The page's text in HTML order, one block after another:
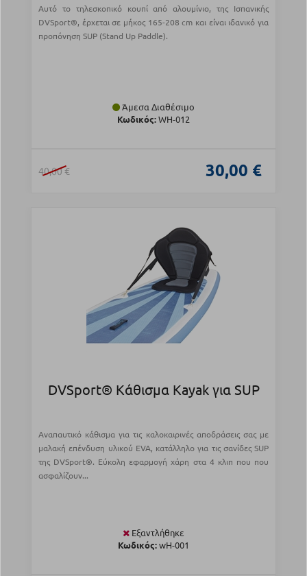
Αυτό το τηλεσκοπικό κουπί από αλουμίνιο, της Ισπανικής
DVSport®, έρχεται σε μήκος 165-208 cm και είναι ιδανικό για
προπόνηση SUP (Stand Up Paddle).
Άμεσα Διαθέσιμο
Κωδικός:WH-012
40,00 € 30,00 €
DVSport® Κάθισμα Kayak για SUP
Αναπαυτικό κάθισμα για τις καλοκαιρινές αποδράσεις σας με
μαλακή επένδυση υλικού EVA, κατάλληλο για τις σανίδες SUP
της DVSport®. Εύκολη εφαρμογή χάρη στα 4 κλιπ που που
ασφαλίζουν...
Εξαντλήθηκε
Κωδικός:wH-001